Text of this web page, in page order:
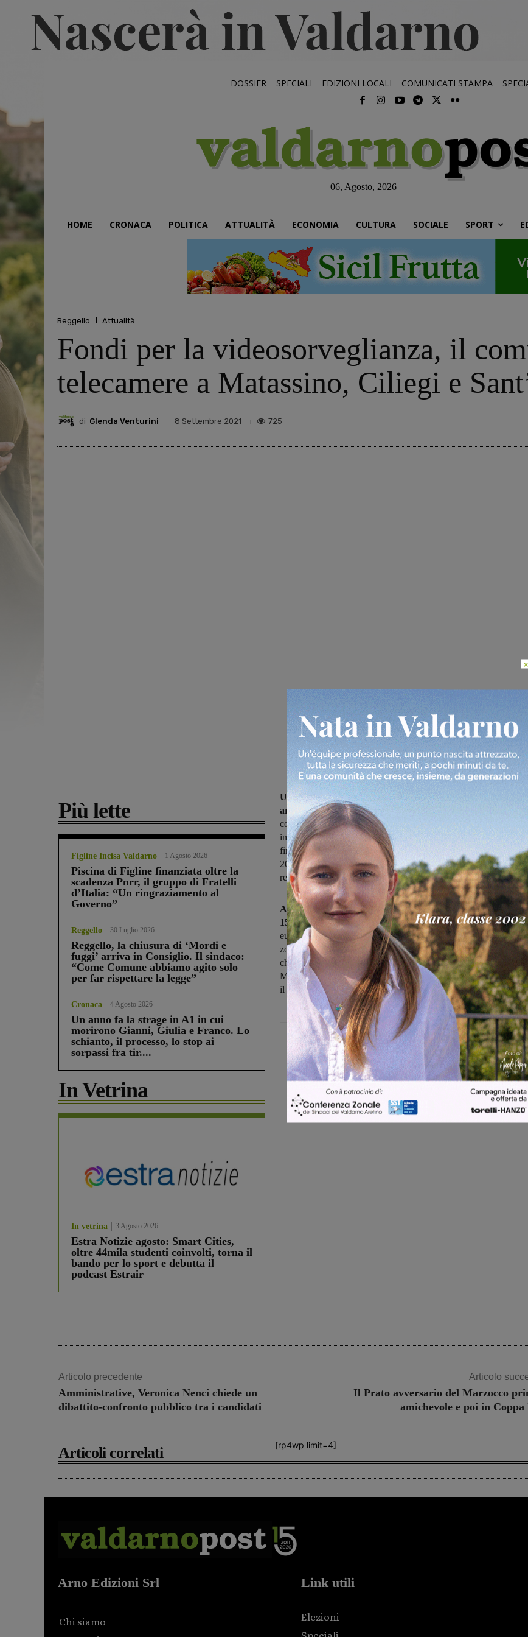
DOSSIER SPECIALI EDIZIONI LOCALI COMUNICATI STAMPA
06, Agosto, 2026
HOME CRONACA POLITICA ATTUALITÀ ECONOMIA CULTURA SOCIALE SPORT
Reggello Attualità
Fondi per la videosorveglianza, il
telecamere a Matassino, Ciliegi e
di Glenda Venturini 8 Settembre 2021 725
Più lette
Figline Incisa Valdarno 1 Agosto 2026
Piscina di Figline finanziata oltre la
scadenza Pnrr, il gruppo di Fratelli
d’Italia: “Un ringraziamento al
Governo”
Reggello 30 Luglio 2026
Reggello, la chiusura di ‘Mordi e
fuggi’ arriva in Consiglio. Il sindaco:
“Come Comune abbiamo agito solo
per far rispettare la legge”
Cronaca 4 Agosto 2026
Un anno fa la strage in A1 in cui
morirono Gianni, Giulia e Franco. Lo
schianto, il processo, lo stop ai
sorpassi fra tir....
In Vetrina
In vetrina 3 Agosto 2026
Estra Notizie agosto: Smart Cities,
oltre 44mila studenti coinvolti, torna il
bando per lo sport e debutta il
podcast Estrair
Un finanziamento da 25mila euro euro dalla Regione
arriverà al comune di Reggello per installare nuove
con l’obiettivo di aumentare la sicurezza dei cittadini. Anche
infatti, fa parte dei 47 comuni toscani che erano rimasti fuori dai
finanziamenti della Regione Toscana relativamente ad un bando
2019, e che adesso, con lo stanziamento di ulteriori fondi,
realizzare il proprio progetto.
Allo stanziamento regionale di 25.000 euro saranno poi
15.000 euro di risorse proprie del comuneper un totale di
euro, che serviranno per il posizionamento di telecamere in
zone del territorio reggellese. In particolare i nuovi occhi
che si sommeranno a quelli già presenti e attivi, saranno
Matassino, Ciliegi e Sant’Ellero in modo che i varchi di accesso
il perimetro del comune siano coperti e sorvegliati.
Glenda Venturini
Capo redattore
Articolo precedente
Amministrative, Veronica Nenci chiede un
dibattito-confronto pubblico tra i candidati
Articolo
Il Prato avversario del Marzocco
amichevole e poi in
[rp4wp limit=4]
Articoli correlati
Arno Edizioni Srl
Chi siamo
Link utili
Elezioni
×